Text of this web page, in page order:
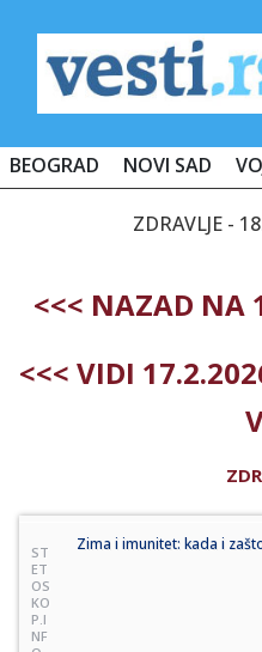
BEOGRAD NOVI SAD
ZDRAVLJE -
<<< NAZAD NA
<<< VIDI
ST
ET
OS
KO
P.I
NF
Zima i imunitet: kada i